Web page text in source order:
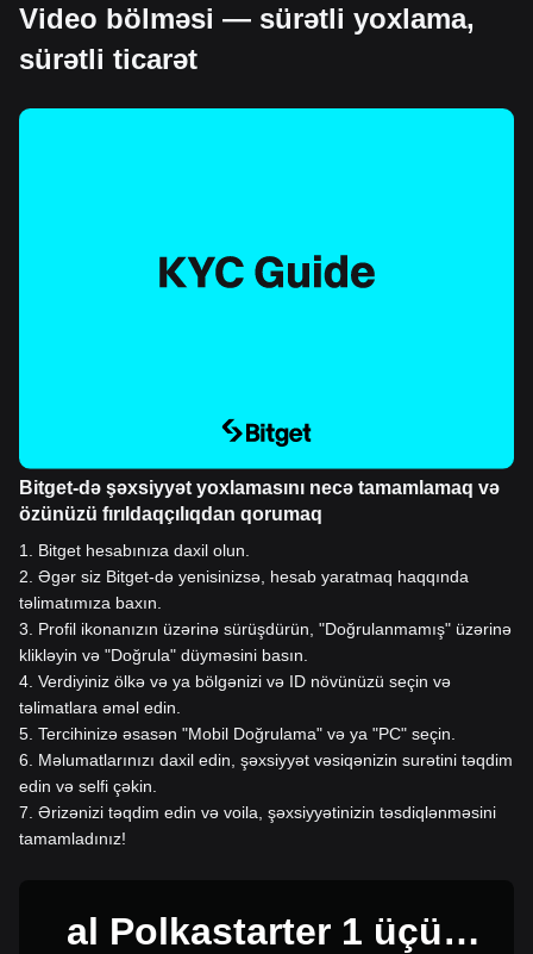
Video bölməsi — sürətli yoxlama,
sürətli ticarət
Bitget-də şəxsiyyət yoxlamasını necə tamamlamaq və
özünüzü fırıldaqçılıqdan qorumaq
1
Bitget hesabınıza daxil olun.
2 Əgər siz Bitget-də yenisinizsə, hesab yaratmaq haqqında
təlimatımıza baxın.
3
Profil ikonanızın üzərinə sürüşdürün, "Doğrulanmamış" üzərinə
klikləyin və "Doğrula" düyməsini basın.
4 Verdiyiniz ölkə və ya bölgənizi və ID növünüzü seçin və
təlimatlara əməl edin.
5 Tercihinizə əsasən "Mobil Doğrulama" və ya "PC" seçin.
6
Məlumatlarınızı daxil edin, şəxsiyyət vəsiqənizin surətini təqdim
edin və selfi çəkin.
7 Ərizənizi təqdim edin və voila, şəxsiyyətinizin təsdiqlənməsini
tamamladınız!
al Polkastarter 1 üçün